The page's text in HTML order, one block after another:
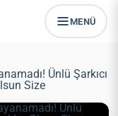
MENÜ
Ünlü Şarkıcı
Size
Fazla
Açtı
2021